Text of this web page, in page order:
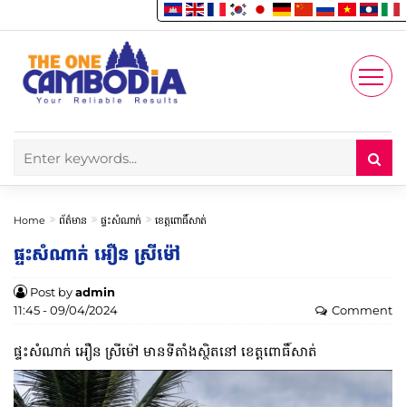
Account
Enjoy
Home ព័ត៌មាន ផ្ទះសំណាក់ ខេត្តពោធិ៍សាត់
ផ្ទះសំណាក់ អឿន ស្រីម៉ៅ
Post byadmin
11:45 - 09/04/2024
Comment
ផ្ទះសំណាក់ អឿន ស្រីម៉ៅ មានទីតាំងស្ថិតនៅ ខេត្តពោធិ៍សាត់